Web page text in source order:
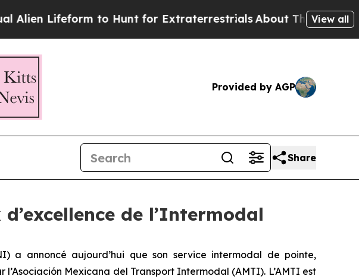
Lifeform to Hunt for ExtraterrestrialsAbout Three MillionView all
Provided by AGP
Share
de l’Intermodal
a annoncé aujourd’hui que son service intermodal de pointe,
l’Asociación Mexicana del Transport Intermodal (AMTI). L’AMTI est